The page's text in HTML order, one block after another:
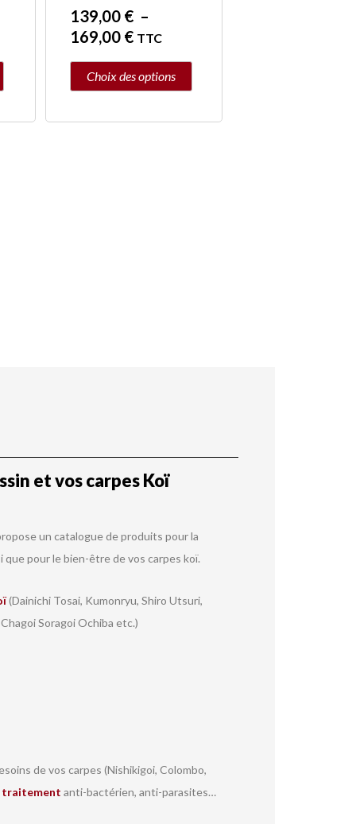
139,00 € –
169,00 € TTC
Choix des options
page
du
produit
et vos carpes Koï
un catalogue de produits pour la
pour le bien-être de vos carpes koï.
(Dainichi Tosai, Kumonryu, Shiro Utsuri,
Soragoi Ochiba etc.)
de vos carpes (Nishikigoi, Colombo,
traitement anti-bactérien, anti-parasites…